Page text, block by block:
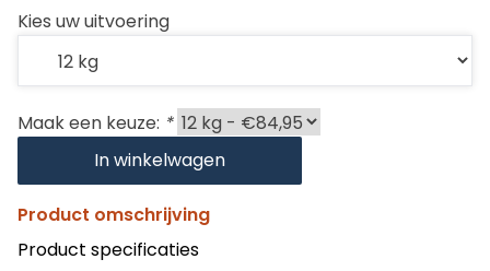
Kies uw uitvoering
Maak een keuze: *
In winkelwagen
Product omschrijving
Product specificaties